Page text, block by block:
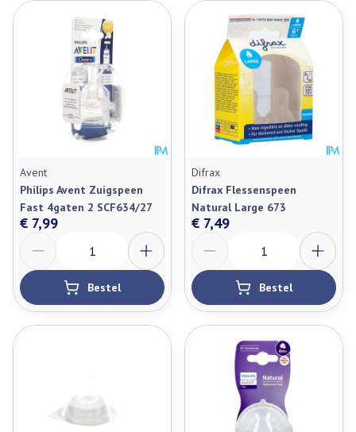
Avent
Philips Avent Zuigspeen
Fast 4gaten 2 SCF634/27
€ 7,99
Bestel
Difrax
Difrax Flessenspeen
Natural Large 673
€ 7,49
Bestel